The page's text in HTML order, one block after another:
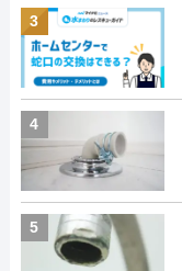
3
4
5